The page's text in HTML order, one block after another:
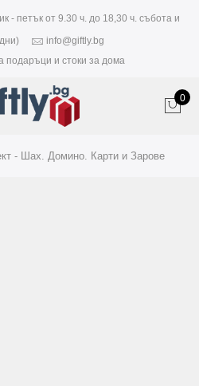
- петък от 9.30 ч. до 18,30 ч. събота и
info@giftly.bg
подаръци и стоки за дома
0
- Шах. Домино. Карти и Зарове